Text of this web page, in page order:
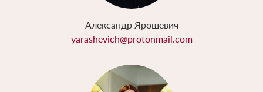
Александр Ярошевич
yarashevich@protonmail.com